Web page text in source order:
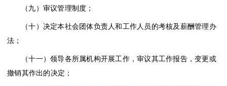
（九）审议管理制度；
（十）决定本社会团体负责人和工作人员的考核及薪酬管理办
法；
（十一）领导各所属机构开展工作，审议其工作报告，变更或
撤销其作出的决定；